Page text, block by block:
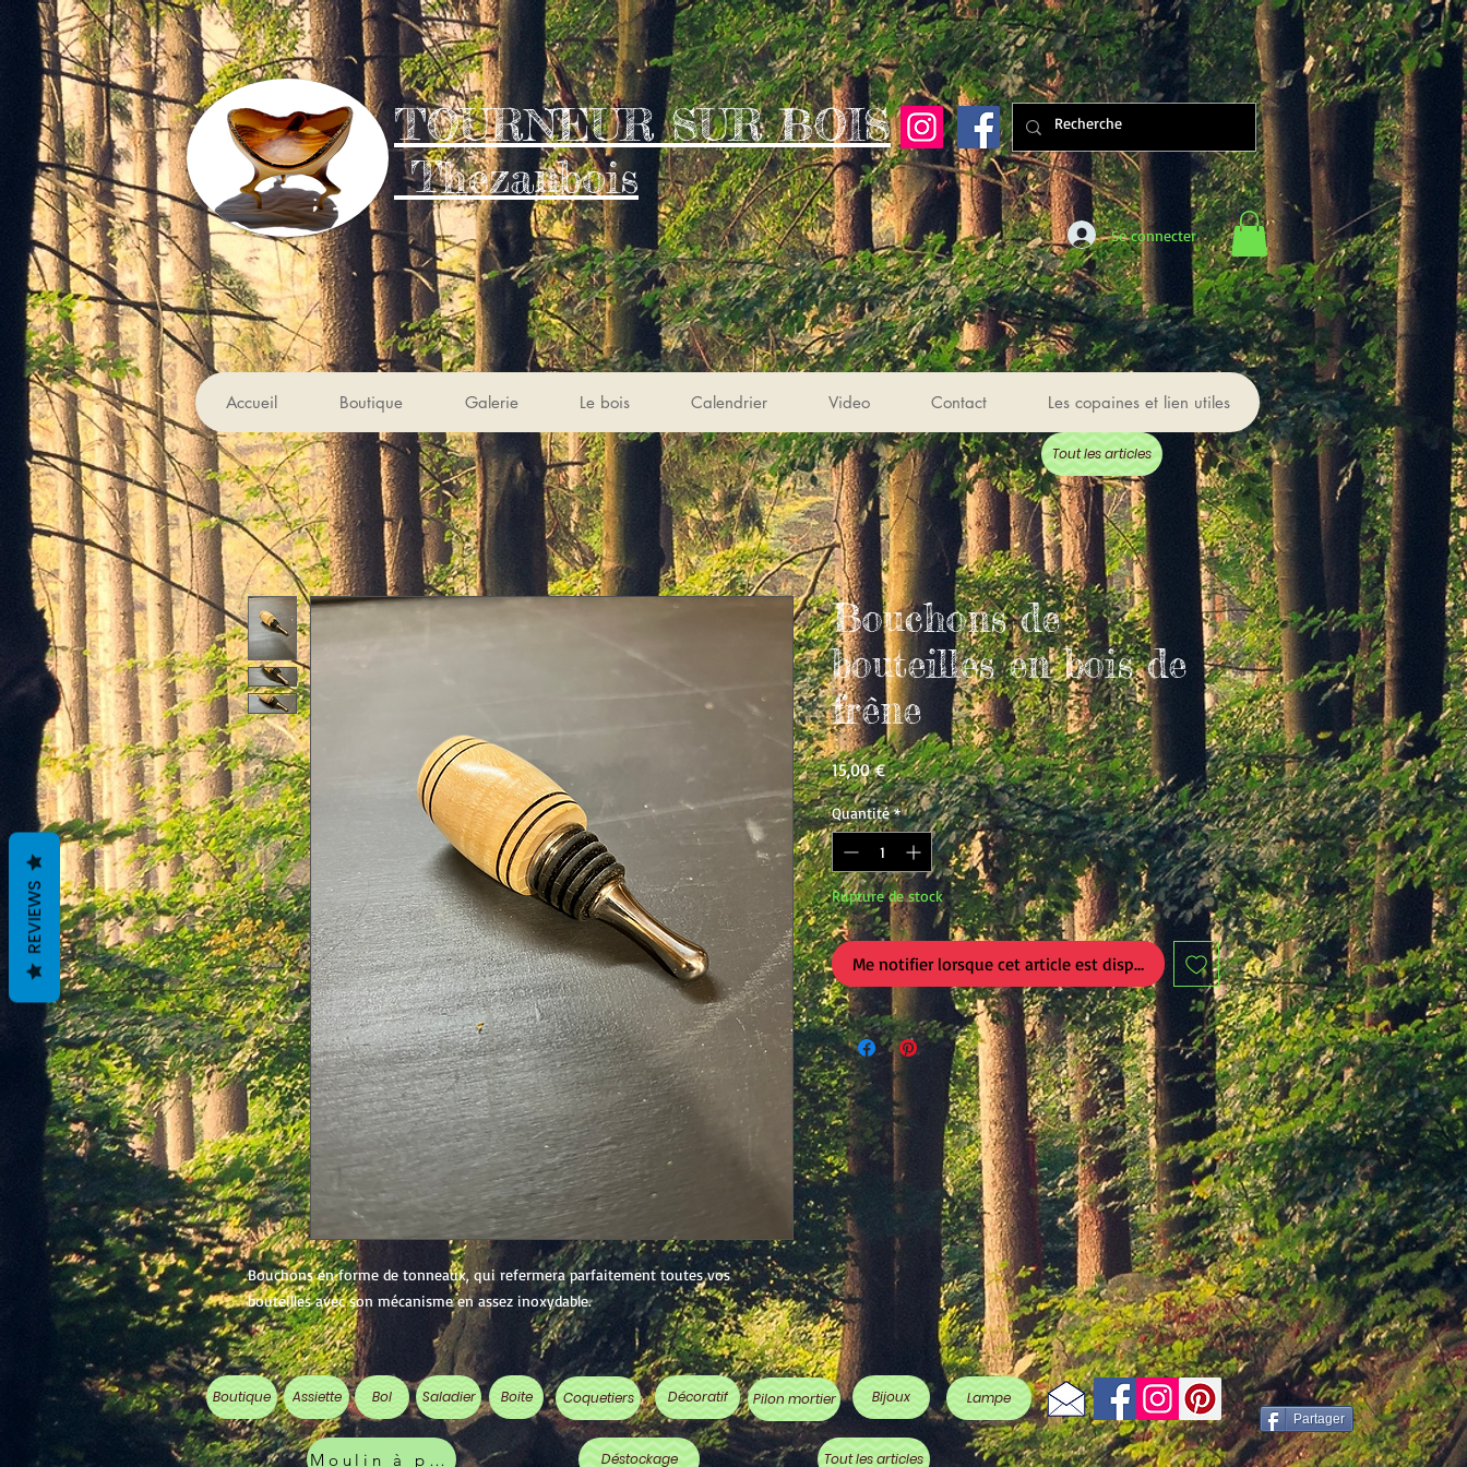
TOURNEUR SUR BOIS
Thezanbois
Se connecter
Accueil Boutique Galerie Le bois Calendrier Video Contact Les copaines et lien utiles
Bouchons en forme de tonneaux, qui refermera parfaitement toutes vos
bouteilles avec son mécanisme en assez inoxydable.
Bouchons de
bouteilles en bois de
frêne
15,00 €Prix
Quantité *
Rupture de stock
Me notifier lorsque cet article est disponible
Tout les articles
Boutique Assiette Bol Saladier Boite Coquetiers Décoratif Pilon mortier Bijoux Lampe
Partager
Moulin à poivre Déstockage Tout les articles
REVIEWS